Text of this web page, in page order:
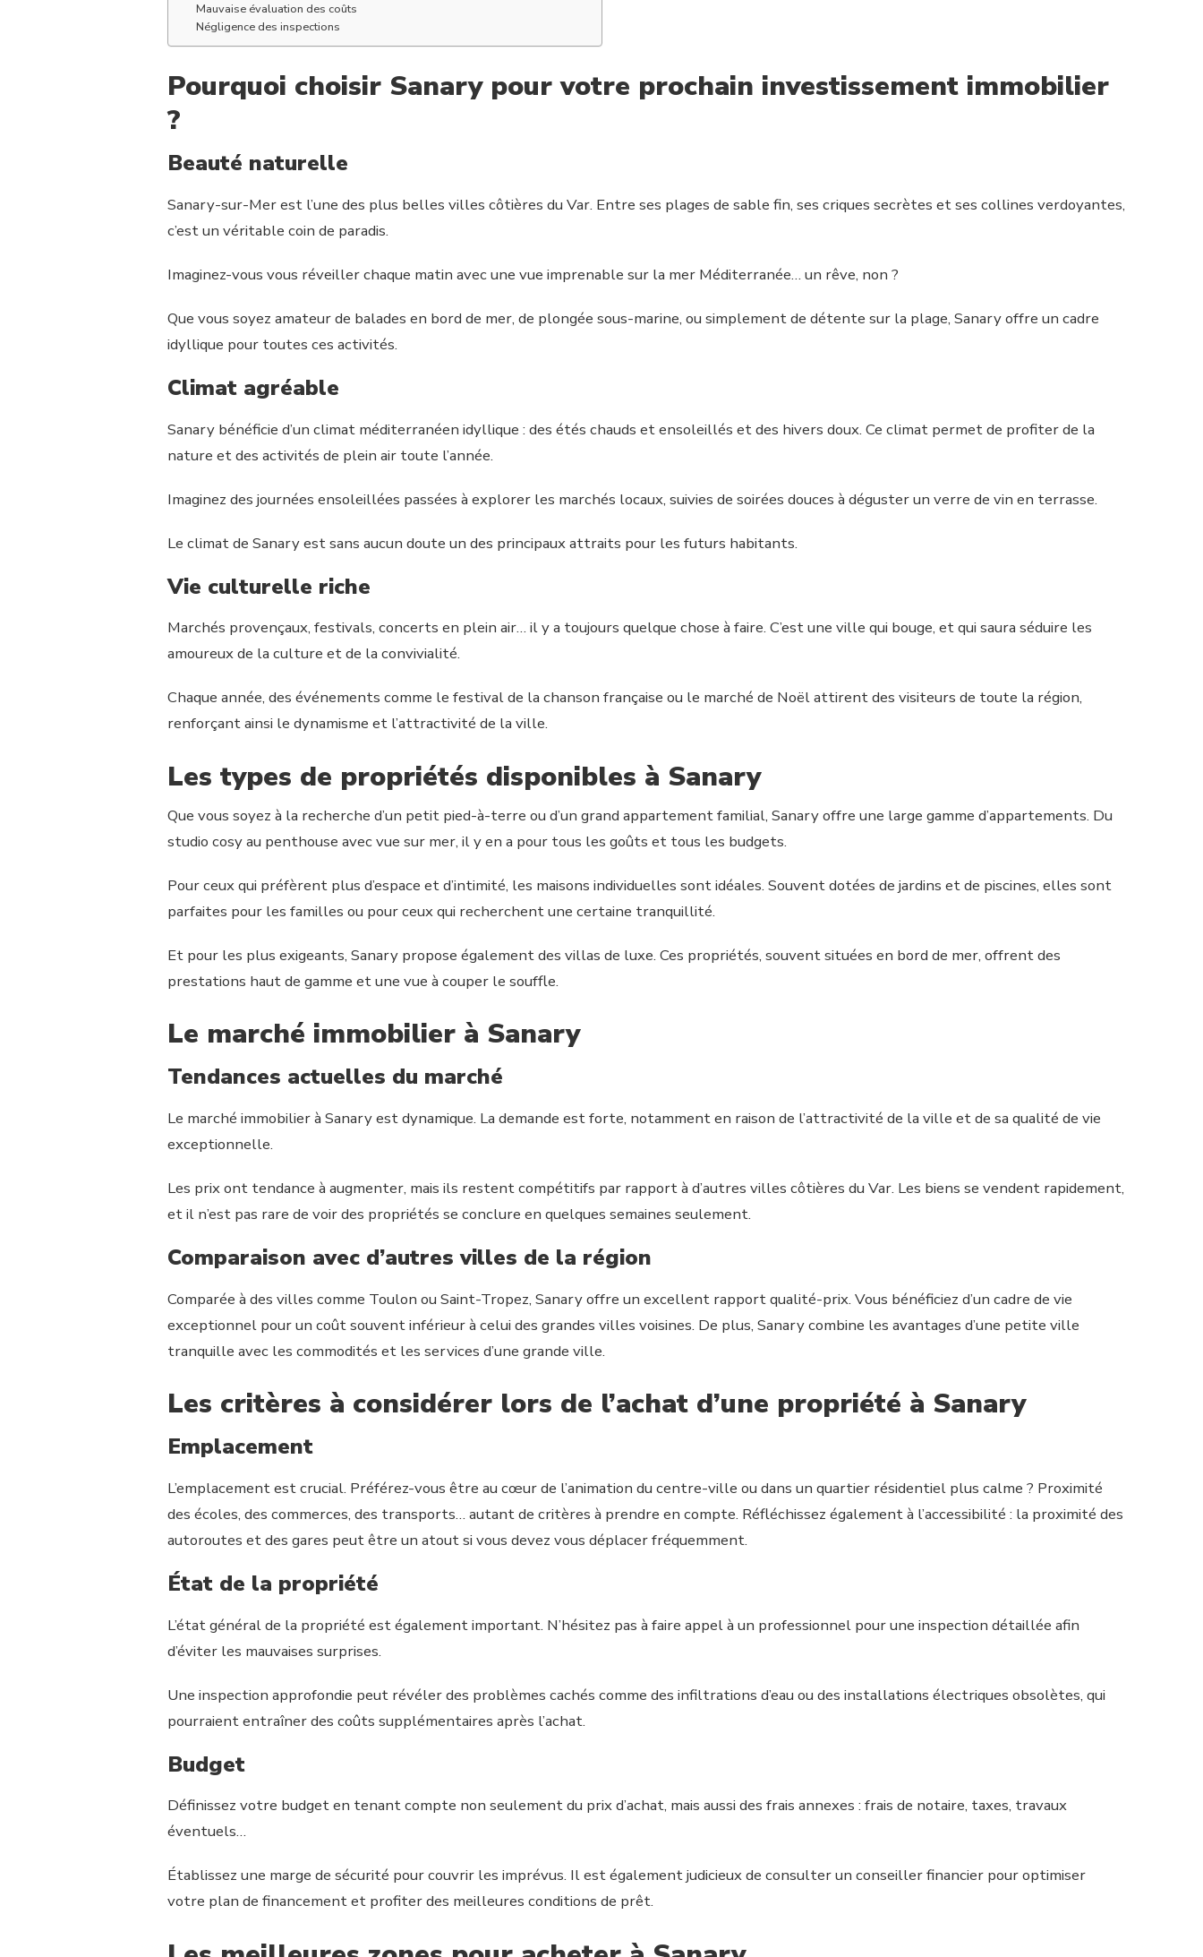
Mauvaise évaluation des coûts
Négligence des inspections
Pourquoi choisir Sanary pour votre prochain investissement immobilier
?
Beauté naturelle
Sanary-sur-Mer est l’une des plus belles villes côtières du Var. Entre ses plages de sable fin, ses criques secrètes et ses collines verdoyantes,
c’est un véritable coin de paradis.
Imaginez-vous vous réveiller chaque matin avec une vue imprenable sur la mer Méditerranée… un rêve, non ?
Que vous soyez amateur de balades en bord de mer, de plongée sous-marine, ou simplement de détente sur la plage, Sanary offre un cadre
idyllique pour toutes ces activités.
Climat agréable
Sanary bénéficie d’un climat méditerranéen idyllique : des étés chauds et ensoleillés et des hivers doux. Ce climat permet de profiter de la
nature et des activités de plein air toute l’année.
Imaginez des journées ensoleillées passées à explorer les marchés locaux, suivies de soirées douces à déguster un verre de vin en terrasse.
Le climat de Sanary est sans aucun doute un des principaux attraits pour les futurs habitants.
Vie culturelle riche
Marchés provençaux, festivals, concerts en plein air… il y a toujours quelque chose à faire. C’est une ville qui bouge, et qui saura séduire les
amoureux de la culture et de la convivialité.
Chaque année, des événements comme le festival de la chanson française ou le marché de Noël attirent des visiteurs de toute la région,
renforçant ainsi le dynamisme et l’attractivité de la ville.
Les types de propriétés disponibles à Sanary
Que vous soyez à la recherche d’un petit pied-à-terre ou d’un grand appartement familial, Sanary offre une large gamme d’appartements. Du
studio cosy au penthouse avec vue sur mer, il y en a pour tous les goûts et tous les budgets.
Pour ceux qui préfèrent plus d’espace et d’intimité, les maisons individuelles sont idéales. Souvent dotées de jardins et de piscines, elles sont
parfaites pour les familles ou pour ceux qui recherchent une certaine tranquillité.
Et pour les plus exigeants, Sanary propose également des villas de luxe. Ces propriétés, souvent situées en bord de mer, offrent des
prestations haut de gamme et une vue à couper le souffle.
Le marché immobilier à Sanary
Tendances actuelles du marché
Le marché immobilier à Sanary est dynamique. La demande est forte, notamment en raison de l’attractivité de la ville et de sa qualité de vie
exceptionnelle.
Les prix ont tendance à augmenter, mais ils restent compétitifs par rapport à d’autres villes côtières du Var. Les biens se vendent rapidement,
et il n’est pas rare de voir des propriétés se conclure en quelques semaines seulement.
Comparaison avec d’autres villes de la région
Comparée à des villes comme Toulon ou Saint-Tropez, Sanary offre un excellent rapport qualité-prix. Vous bénéficiez d’un cadre de vie
exceptionnel pour un coût souvent inférieur à celui des grandes villes voisines. De plus, Sanary combine les avantages d’une petite ville
tranquille avec les commodités et les services d’une grande ville.
Les critères à considérer lors de l’achat d’une propriété à Sanary
Emplacement
L’emplacement est crucial. Préférez-vous être au cœur de l’animation du centre-ville ou dans un quartier résidentiel plus calme ? Proximité
des écoles, des commerces, des transports… autant de critères à prendre en compte. Réfléchissez également à l’accessibilité : la proximité des
autoroutes et des gares peut être un atout si vous devez vous déplacer fréquemment.
État de la propriété
L’état général de la propriété est également important. N’hésitez pas à faire appel à un professionnel pour une inspection détaillée afin
d’éviter les mauvaises surprises.
Une inspection approfondie peut révéler des problèmes cachés comme des infiltrations d’eau ou des installations électriques obsolètes, qui
pourraient entraîner des coûts supplémentaires après l’achat.
Budget
Définissez votre budget en tenant compte non seulement du prix d’achat, mais aussi des frais annexes : frais de notaire, taxes, travaux
éventuels…
Établissez une marge de sécurité pour couvrir les imprévus. Il est également judicieux de consulter un conseiller financier pour optimiser
votre plan de financement et profiter des meilleures conditions de prêt.